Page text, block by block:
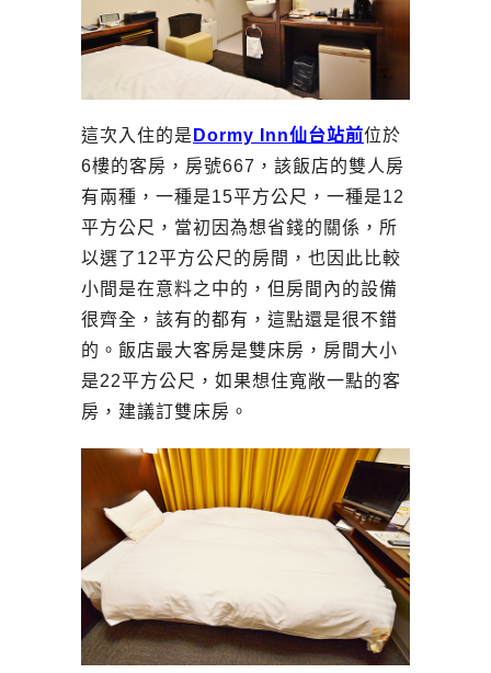
這次入住的是 Dormy Inn仙台站前位於
6樓的客房，房號667，該飯店的雙人房
有兩種，一種是15平方公尺，一種是12
平方公尺，當初因為想省錢的關係，所
以選了12平方公尺的房間，也因此比較
小間是在意料之中的，但房間內的設備
很齊全，該有的都有，這點還是很不錯
的。飯店最大客房是雙床房，房間大小
是22平方公尺，如果想住寬敞一點的客
房，建議訂雙床房。